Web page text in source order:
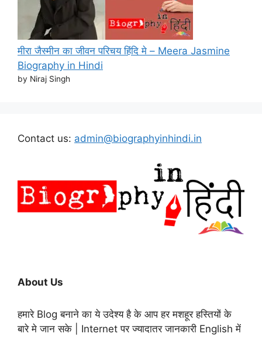
मीरा जैस्मीन का जीवन परिचय हिंदि मे – Meera Jasmine
Biography in Hindi
by Niraj Singh
Contact us: admin@biographyinhindi.in
About Us
हमारे Blog बनाने का ये उदेश्य है के आप हर मशहूर हस्तियों के
बारे मे जान सके | Internet पर ज्यादातर जानकारी English में